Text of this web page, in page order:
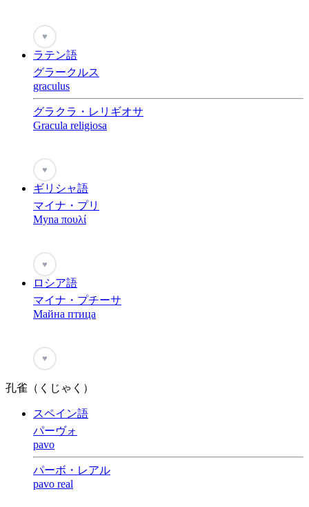
♥
ラテン語
グラークルス
graculus
グラクラ・レリギオサ
Gracula religiosa
♥
ギリシャ語
マイナ・プリ
Myna πουλί
♥
ロシア語
マイナ・プチーサ
Майна птица
♥
孔雀（くじゃく）
スペイン語
パーヴォ
pavo
パーボ・レアル
pavo real